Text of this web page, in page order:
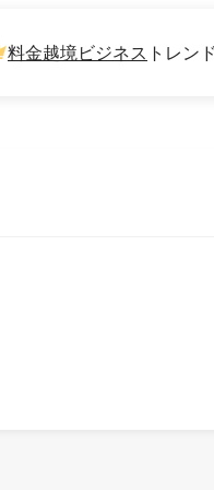
料金越境ビジネス トレン